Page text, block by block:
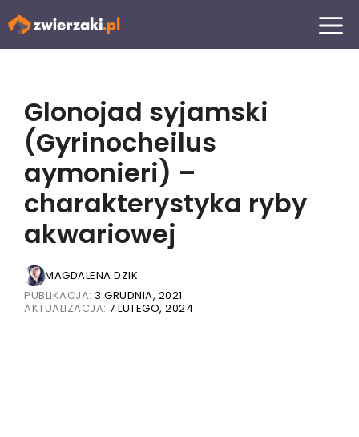
Przejdź
MENU
Glonojad syjamski
(Gyrinocheilus
aymonieri) –
charakterystyka ryby
akwariowej
MAGDALENA DZIK
PUBLIKACJA: 3 GRUDNIA, 2021
AKTUALIZACJA: 7 LUTEGO, 2024